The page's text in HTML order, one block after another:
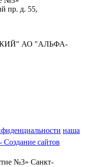
пр. д. 55,
АО "АЛЬФА-
наша
- Создание сайтов
№3» Санкт-